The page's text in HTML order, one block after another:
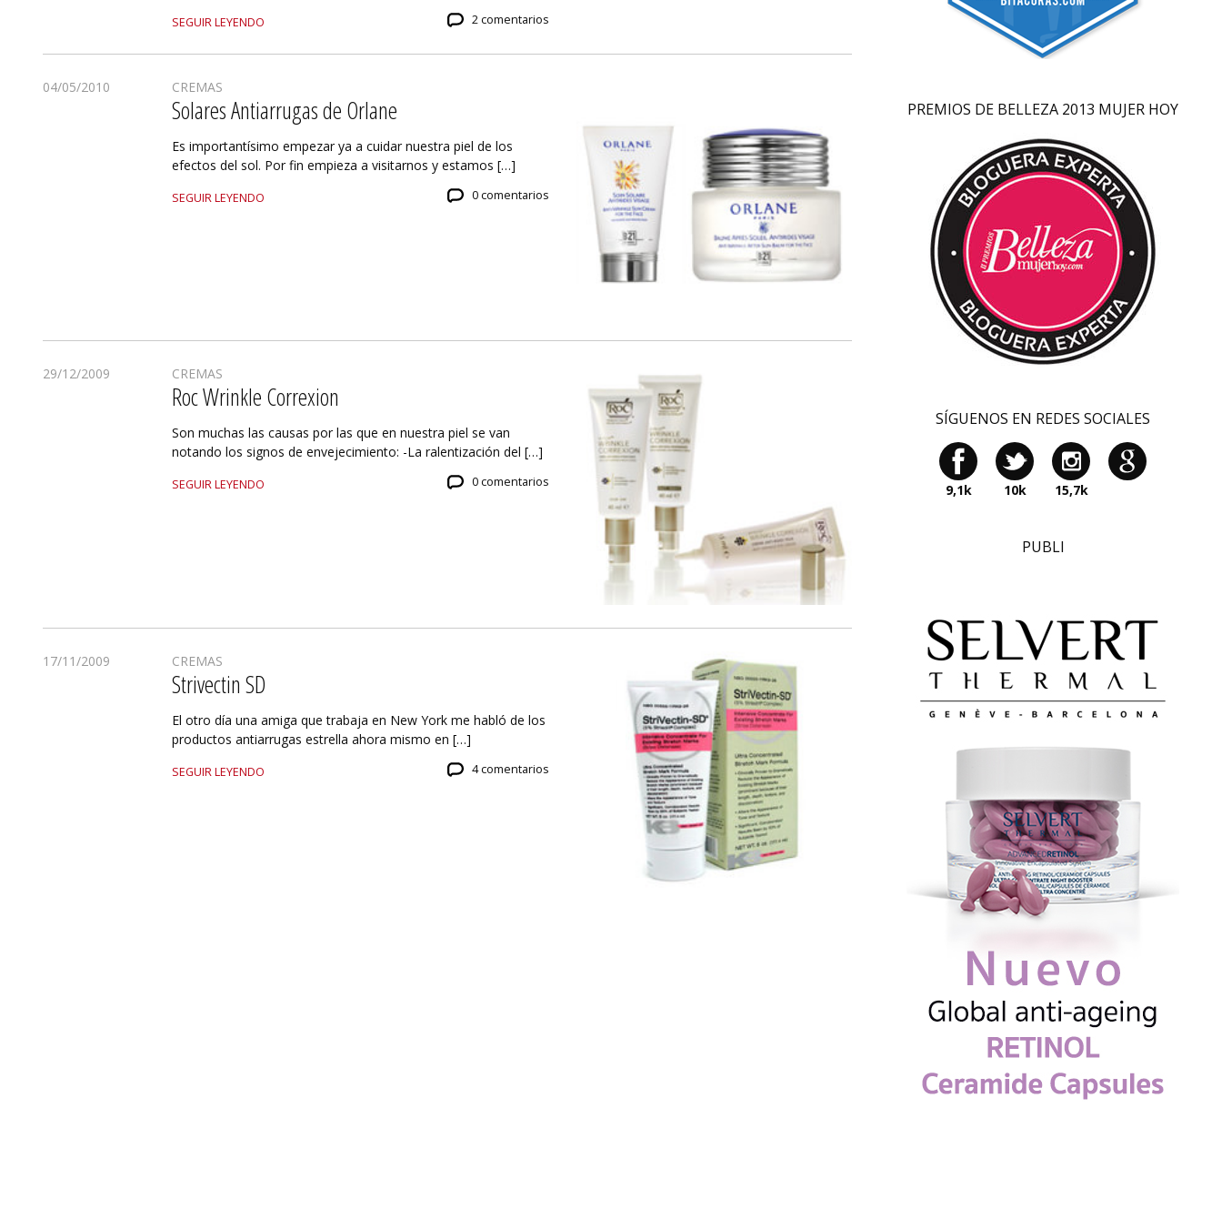
SEGUIR LEYENDO 2 comentarios
04/05/2010 CREMAS
Solares Antiarrugas de Orlane
Es importantísimo empezar ya a cuidar nuestra piel de los
efectos del sol. Por fin empieza a visitarnos y estamos […]
SEGUIR LEYENDO 0 comentarios
29/12/2009 CREMAS
Roc Wrinkle Correxion
Son muchas las causas por las que en nuestra piel se van
notando los signos de envejecimiento: -La ralentización del […]
SEGUIR LEYENDO 0 comentarios
17/11/2009 CREMAS
Strivectin SD
El otro día una amiga que trabaja en New York me habló de los
productos antiarrugas estrella ahora mismo en […]
SEGUIR LEYENDO 4 comentarios
PREMIOS DE BELLEZA 2013 MUJER HOY
SÍGUENOS EN REDES SOCIALES
9,1k 10k 15,7k
PUBLI